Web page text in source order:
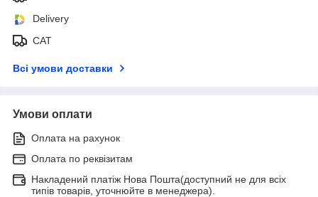
Delivery
САТ
Всі умови доставки
Умови оплати
Оплата на рахунок
Оплата по реквізитам
Накладений платіж Нова Пошта(доступний не для всіх
типів товарів, уточнюйте в менеджера).